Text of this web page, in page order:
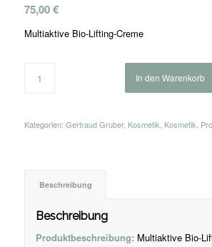
75,00€
Multiaktive Bio-Lifting-Creme
In den Warenkorb
Kategorien: Gertraud Gruber, Kosmetik Kosmetik
Beschreibung
Beschreibung
Produktbeschreibung: Multiaktive Bio-